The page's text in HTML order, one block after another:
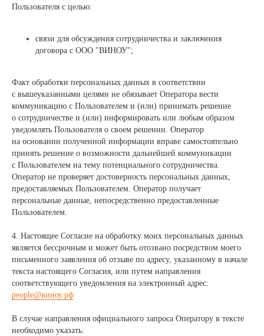
Пользователя с целью:
связи для обсуждения сотрудничества и заключения
договора с ООО "ВИНОУ";
Факт обработки персональных данных в соответствии
с вышеуказанными целями не обязывает Оператора вести
коммуникацию с Пользователем и (или) принимать решение
о сотрудничестве и (или) информировать или любым образом
уведомлять Пользователя о своем решении. Оператор
на основании полученной информации вправе самостоятельно
принять решение о возможности дальнейшей коммуникации
с Пользователем на тему потенциального сотрудничества.
Оператор не проверяет достоверность персональных данных,
предоставляемых Пользователем. Оператор получает
персональные данные, непосредственно предоставленные
Пользователем.
4. Настоящее Согласие на обработку моих персональных данных
является бессрочным и может быть отозвано посредством моего
письменного заявления об отзыве по адресу, указанному в начале
текста настоящего Согласия, или путем направления
соответствующего уведомления на электронный адрес:
people@виноу.рф
В случае направления официального запроса Оператору в тексте
необходимо указать: